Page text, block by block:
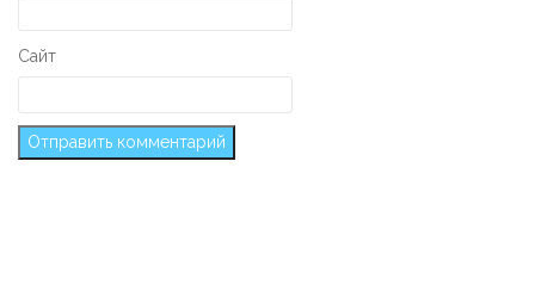
Сайт